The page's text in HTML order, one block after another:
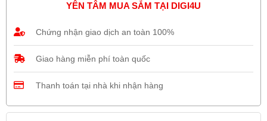
YÊN TÂM MUA SẮM TẠI DIGI4U
Chứng nhận giao dịch an toàn 100%
Giao hàng miễn phí toàn quốc
Thanh toán tại nhà khi nhận hàng